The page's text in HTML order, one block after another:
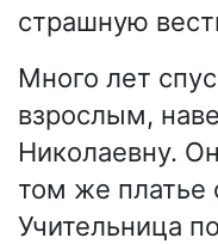
страшную
Много лет
взрослым,
Николаевну.
том же платье
Учительница